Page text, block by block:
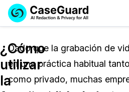
Licencia de CaseGuard
Precios de Redacción a
Soluciones
Redacción de vídeos
Industrias
¿Cómo
utilizar
la
Dado que la grabación de
en una práctica habitual
como privado, muchas